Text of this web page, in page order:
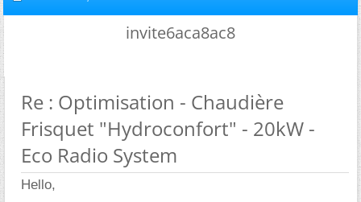
invite6aca8ac8
Re : Optimisation - Chaudière
Frisquet "Hydroconfort" - 20kW -
Eco Radio System
Hello,